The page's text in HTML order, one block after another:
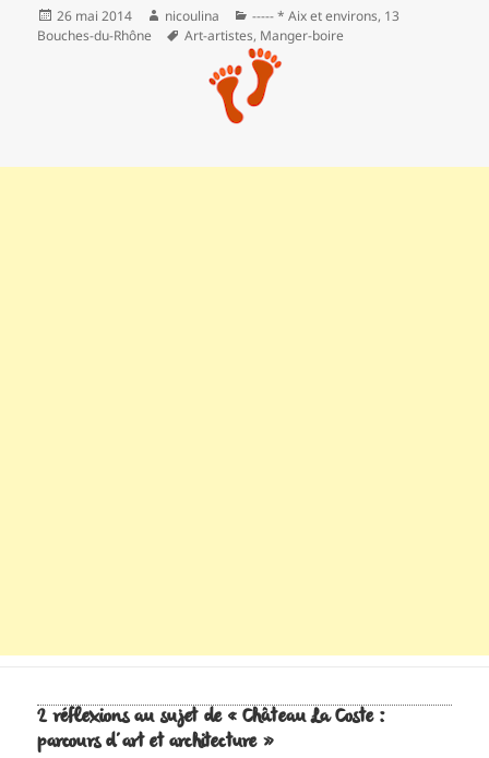
Publié
le
26 mai 2014 Auteur
nicoulina Catégories
----- * Aix et environs, 13
Bouches-du-Rhône
Mots-
clés
Art-artistes, Manger-boire
2 réflexions au sujet de « Château La Coste :
parcours d’art et architecture »